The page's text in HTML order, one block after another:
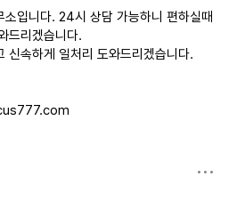
소입니다. 24시 상담 가능하니 편하실때
드리겠습니다.
신속하게 일처리 도와드리겠습니다.